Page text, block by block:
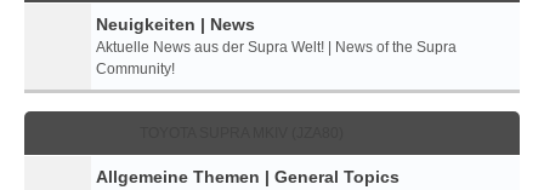
Neuigkeiten | News
Aktuelle News aus der Supra Welt! | News of the Supra
Community!
Allgemeine Themen | General Topics